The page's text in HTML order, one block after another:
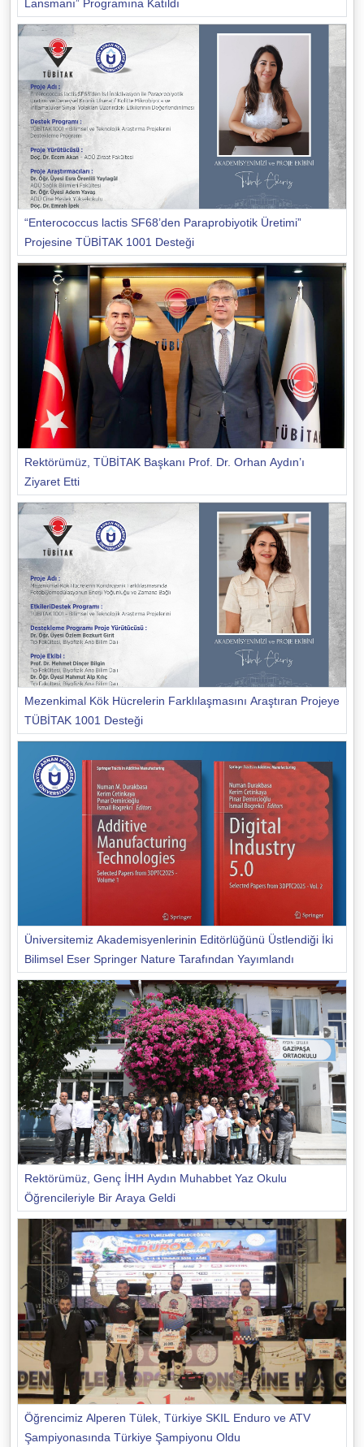
Lansmanı” Programına Katıldı
“Enterococcus lactis SF68’den Paraprobiyotik Üretimi”
Projesine TÜBİTAK 1001 Desteği
Rektörümüz, TÜBİTAK Başkanı Prof. Dr. Orhan Aydın’ı
Ziyaret Etti
Mezenkimal Kök Hücrelerin Farklılaşmasını Araştıran Projeye
TÜBİTAK 1001 Desteği
Üniversitemiz Akademisyenlerinin Editörlüğünü Üstlendiği İki
Bilimsel Eser Springer Nature Tarafından Yayımlandı
Rektörümüz, Genç İHH Aydın Muhabbet Yaz Okulu
Öğrencileriyle Bir Araya Geldi
Öğrencimiz Alperen Tülek, Türkiye SKIL Enduro ve ATV
Şampiyonasında Türkiye Şampiyonu Oldu